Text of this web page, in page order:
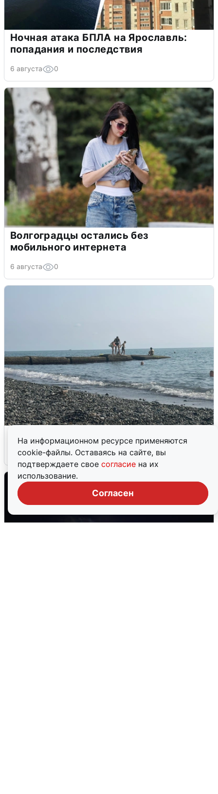
На информационном ресурсе применяются
cookie-файлы. Оставаясь на сайте, вы
подтверждаете свое согласие на их
использование.
Согласен
Ночная атака БПЛА на Ярославль:
попадания и последствия
6 августа 0
Волгоградцы остались без
мобильного интернета
6 августа 0
6 августа 0